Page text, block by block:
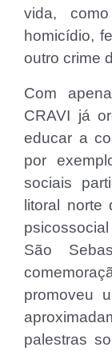
vida,
homicídio,
outro crime
Com
CRAVI já
educar a
por
sociais
litoral
São
promoveu
palestras